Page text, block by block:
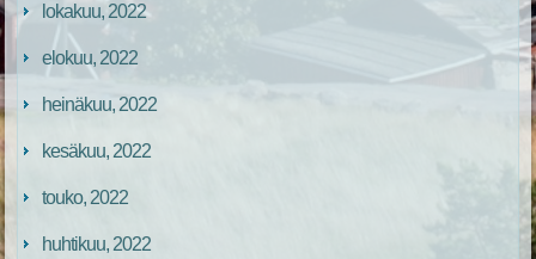
lokakuu, 2022
elokuu, 2022
heinäkuu, 2022
kesäkuu, 2022
touko, 2022
huhtikuu, 2022